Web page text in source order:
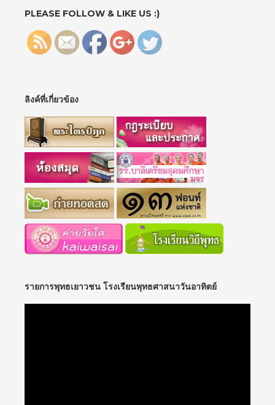
PLEASE FOLLOW & LIKE US :)
p=951">
ลิงค์ที่เกี่ยวข้อง
รายการพุทธเยาวชน โรงเรียนพุทธศาสนาวันอาทิตย์